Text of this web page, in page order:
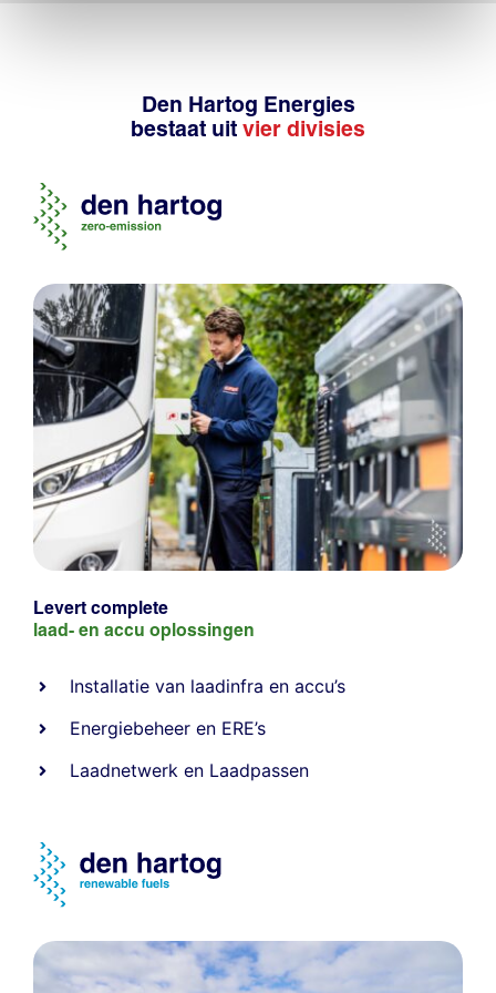
Den Hartog Energies
bestaat uit vier divisies
Levert complete
laad- en accu oplossingen
Installatie van laadinfra en accu’s
Energiebeheer en ERE’s
Laadnetwerk en Laadpassen